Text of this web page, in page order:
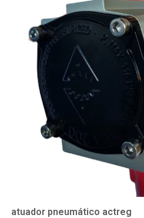
atuador pneumático actreg